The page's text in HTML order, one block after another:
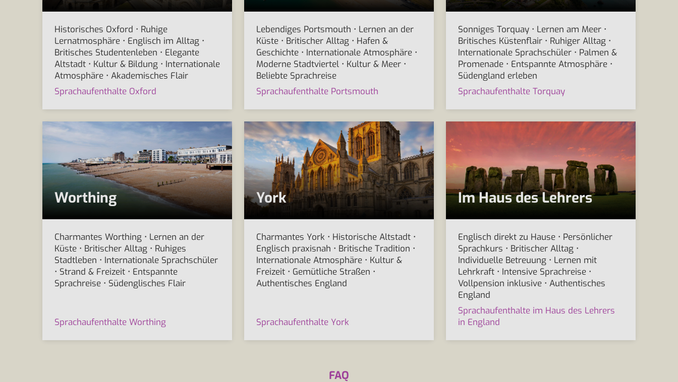
Historisches Oxford • Ruhige
Lernatmosphäre • Englisch im Alltag •
Britisches Studentenleben • Elegante
Altstadt • Kultur & Bildung • Internationale
Atmosphäre • Akademisches Flair
Sprachaufenthalte Oxford
Lebendiges Portsmouth • Lernen an der
Küste • Britischer Alltag • Hafen &
Geschichte • Internationale Atmosphäre •
Moderne Stadtviertel • Kultur & Meer •
Beliebte Sprachreise
Sprachaufenthalte Portsmouth
Sonniges Torquay • Lernen am Meer •
Britisches Küstenflair • Ruhiger Alltag •
Internationale Sprachschüler • Palmen &
Promenade • Entspannte Atmosphäre •
Südengland erleben
Sprachaufenthalte Torquay
Worthing
Charmantes Worthing • Lernen an der
Küste • Britischer Alltag • Ruhiges
Stadtleben • Internationale Sprachschüler
• Strand & Freizeit • Entspannte
Sprachreise • Südenglisches Flair
Sprachaufenthalte Worthing
York
Charmantes York • Historische Altstadt •
Englisch praxisnah • Britische Tradition •
Internationale Atmosphäre • Kultur &
Freizeit • Gemütliche Straßen •
Authentisches England
Sprachaufenthalte York
Im Haus des Lehrers
Englisch direkt zu Hause • Persönlicher
Sprachkurs • Britischer Alltag •
Individuelle Betreuung • Lernen mit
Lehrkraft • Intensive Sprachreise •
Vollpension inklusive • Authentisches
England
Sprachaufenthalte im Haus des Lehrers
in England
FAQ